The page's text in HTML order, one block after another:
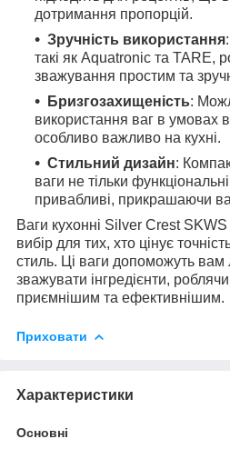
дотримання пропорцій.
Зручність використання
такі як Aquatronic та TARE,
зважування простим та
Бризгозахищеність:
використання ваг в умовах
особливо важливо на кухні.
Стильний дизайн:
ваги не тільки
привабливі, прикрашаючи
Ваги кухонні Silver Crest
вибір для тих, хто цінує
стиль. Ці ваги допоможуть вам
зважувати інгредієнти,
приємнішим та ефективнішим.
Приховати
Характеристики
Основні